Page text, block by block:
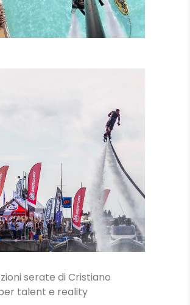
LEZIONI
serate di Cristiano
talent e reality